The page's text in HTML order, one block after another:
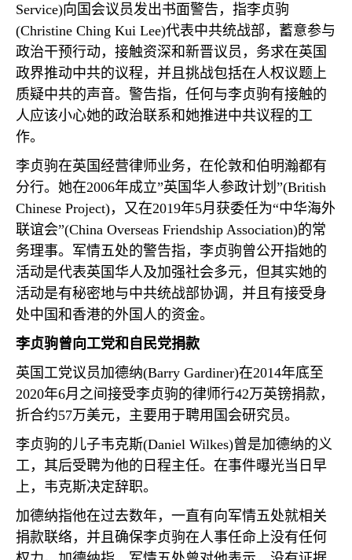
Service)向国会议员发出书面警告，指李贞驹
(Christine Ching Kui Lee)代表中共统战部，蓄意参与
政治干预行动，接触资深和新晋议员，务求在英国
政界推动中共的议程，并且挑战包括在人权议题上
质疑中共的声音。警告指，任何与李贞驹有接触的
人应该小心她的政治联系和她推进中共议程的工
作。
李贞驹在英国经营律师业务，在伦敦和伯明瀚都有
分行。她在2006年成立”英国华人参政计划”(British
Chinese Project)，又在2019年5月获委任为“中华海外
联谊会”(China Overseas Friendship Association)的常
务理事。军情五处的警告指，李贞驹曾公开指她的
活动是代表英国华人及加强社会多元，但其实她的
活动是有秘密地与中共统战部协调，并且有接受身
处中国和香港的外国人的资金。
李贞驹曾向工党和自民党捐款
英国工党议员加德纳(Barry Gardiner)在2014年底至
2020年6月之间接受李贞驹的律师行42万英镑捐款，
折合约57万美元，主要用于聘用国会研究员。
李贞驹的儿子韦克斯(Daniel Wilkes)曾是加德纳的义
工，其后受聘为他的日程主任。在事件曝光当日早
上，韦克斯决定辞职。
加德纳指他在过去数年，一直有向军情五处就相关
捐款联络，并且确保李贞驹在人事任命上没有任何